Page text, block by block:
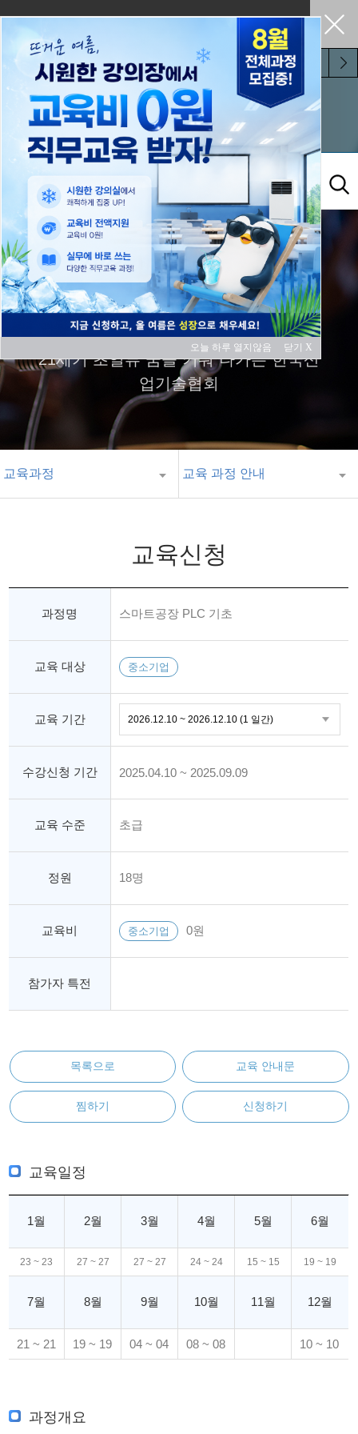
펼쳐두기
교육과정
21세기 초일류 꿈을 키워 나가는 한국산
업기술협회
교육과정 교육 과정 안내
교육신청
과정명 스마트공장 PLC 기초
교육 대상 중소기업
교육 기간
수강신청 기간 2025.04.10 ~ 2025.09.09
교육 수준 초급
정원 18명
교육비 중소기업 0원
참가자 특전
목록으로 교육 안내문
찜하기 신청하기
교육일정
1월 2월 3월 4월 5월 6월
23 ~ 23 27 ~ 27 27 ~ 27 24 ~ 24 15 ~ 15 19 ~ 19
7월 8월 9월 10월 11월 12월
21 ~ 21 19 ~ 19 04 ~ 04 08 ~ 08 10 ~ 10
과정개요
오늘 하루 열지않음 닫기 X